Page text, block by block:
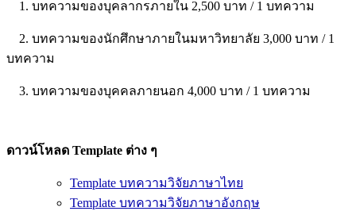
1. บทความของบุคลากรภายใน 2,500 บาท / 1 บทความ
2. บทความของนักศึกษาภายในมหาวิทยาลัย 3,000 บาท / 1
บทความ
3. บทความของบุคคลภายนอก 4,000 บาท / 1 บทความ
ดาวน์โหลด Template ต่าง ๆ
Template บทความวิจัยภาษาไทย
Template บทความวิจัยภาษาอังกฤษ